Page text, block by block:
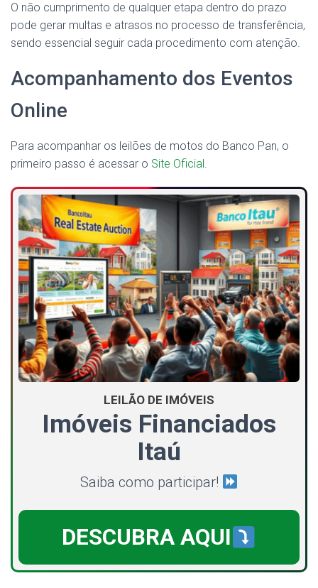
O não cumprimento de qualquer etapa dentro do prazo
pode gerar multas e atrasos no processo de transferência,
sendo essencial seguir cada procedimento com atenção.
Acompanhamento dos Eventos
Online
Para acompanhar os leilões de motos do Banco Pan, o
primeiro passo é acessar o Site Oficial .
LEILÃO DE IMÓVEIS
Imóveis Financiados
Itaú
Saiba como participar!
DESCUBRA AQUI